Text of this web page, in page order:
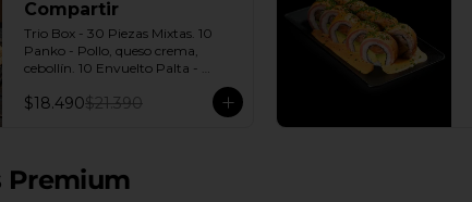
Compartir
Trio Box - 30 Piezas Mixtas. 10
Panko - Pollo, queso crema,
cebollín. 10 Envuelto Palta -
Salmón, queso crema, cebollín. 10
Envuelto Queso - Camarón, palta.
$18.490$21.390
Premium